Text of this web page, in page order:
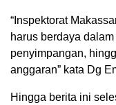
“Inspektorat
harus berdaya
penyimpangan,
anggaran” kata Dg
Hingga berita ini